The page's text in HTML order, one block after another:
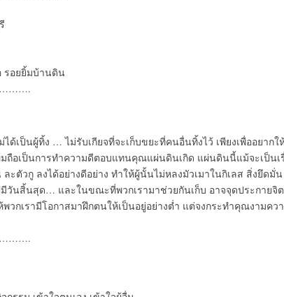
รอยยิ้มบ้านดิน
ด้เป็นผู้ทิ้ง … ไม่รับเกียจที่จะเก็บขยะที่คนอื่นทิ้งไว้ เพียงเพื่ออยา
มถือเป็นการทำความดีตอบแทนคุณแผ่นดินเกิด แผ่นดินนี้แม้จะเป็นเ
ะตัวกู ลงได้อย่างดีอย่าง ทำให้ผู้นั้นไม่หลงมัวเมาในกิเลส สิ่งยึดมั่
วันสิ้นสุด… และในขณะที่พวกเรามาช่วยกันเก็บ อาจจุดประกายจิ
วกเรามีโอกาสมาฝึกตนให้เป็นอยู่อย่างต่ำ แต่จงกระทำคุณงามคว